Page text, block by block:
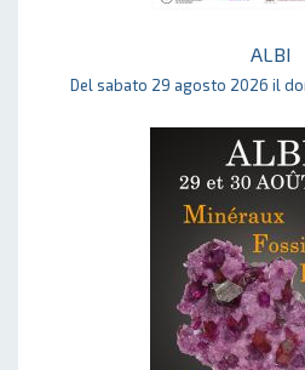
ALBI
Del sabato 29 agosto 2026 il